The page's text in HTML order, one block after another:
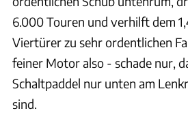
6.000 Touren und verhilft dem
Viertürer zu sehr ordentlichen
feiner Motor also - schade nur,
Schaltpaddel nur unten am
sind.